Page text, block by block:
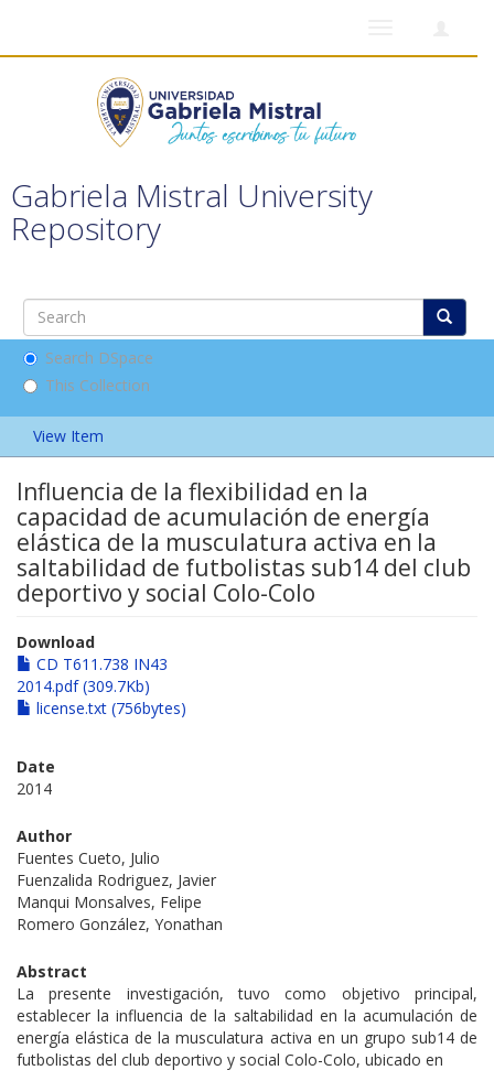
Gabriela Mistral University
Repository
Search DSpace
This Collection
View Item
Influencia de la flexibilidad en la
capacidad de acumulación de energía
elástica de la musculatura activa en la
saltabilidad de futbolistas sub14 del club
deportivo y social Colo-Colo
Download
CD T611.738 IN43
2014.pdf (309.7Kb)
license.txt (756bytes)
Date
2014
Author
Fuentes Cueto, Julio
Fuenzalida Rodriguez, Javier
Manqui Monsalves, Felipe
Romero González, Yonathan
Abstract
La presente investigación, tuvo como objetivo principal,
establecer la influencia de la saltabilidad en la acumulación de
energía elástica de la musculatura activa en un grupo sub14 de
futbolistas del club deportivo y social Colo-Colo, ubicado en